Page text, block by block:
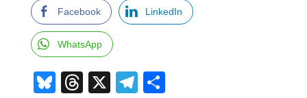
Facebook LinkedIn
WhatsApp
Bluesky
Threads
X Telegram
Comparteix